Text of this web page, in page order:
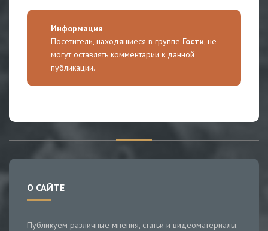
Информация
Посетители, находящиеся в группе Гости , не
могут оставлять комментарии к данной
публикации.
О САЙТЕ
Публикуем различные мнения, статьи и видеоматериалы.